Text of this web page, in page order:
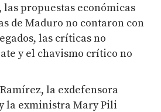
propuestas económicas
de Maduro no contaron con
las críticas no
y el chavismo crítico no
la exdefensora
la exministra Mary Pili